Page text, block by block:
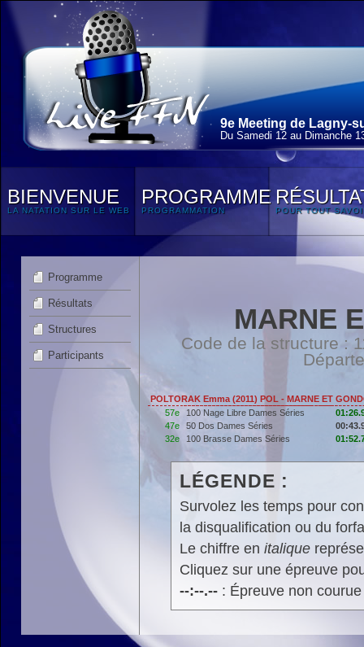
9e Meeting de Lagny-
Du Samedi 12 au Dimanche
BIENVENUE
LA NATATION SUR LE WEB
PROGRAMME
PROGRAMMATION POUR TOUT
Programme
Résultats
Structures
Participants
MARNE
Code de la structure :
POLTORAK Emma (2011) POL - MARNE ET
57e
100 Nage Libre Dames Séries
47e
50 Dos Dames Séries
32e
100 Brasse Dames Séries
LÉGENDE :
Survolez les temps pour
la disqualification ou du
Le chiffre en italique
Cliquez sur une épreuve
--:--.--: Épreuve non